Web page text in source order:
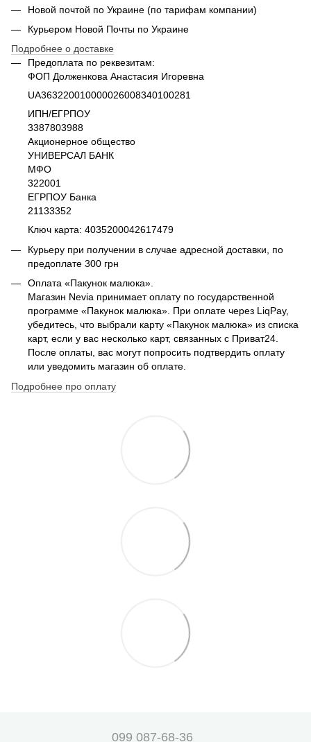
Новой почтой по Украине (по тарифам компании)
Курьером Новой Почты по Украине
Подробнее о доставке
Предоплата по реквезитам:
ФОП Долженкова Анастасия Игоревна
UA363220010000026008340100281
ИПН/ЕГРПОУ
3387803988
Акционерное общество
УНИВЕРСАЛ БАНК
МФО
322001
ЕГРПОУ Банка
21133352
Ключ карта: 4035200042617479
Курьеру при получении в случае адресной доставки, по
предоплате 300 грн
Оплата «Пакунок малюка».
Магазин Nevia принимает оплату по государственной
программе «Пакунок малюка». При оплате через LiqPay,
убедитесь, что выбрали карту «Пакунок малюка» из списка
карт, если у вас несколько карт, связанных с Приват24.
После оплаты, вас могут попросить подтвердить оплату
или уведомить магазин об оплате.
Подробнее про оплату
099 087-68-36